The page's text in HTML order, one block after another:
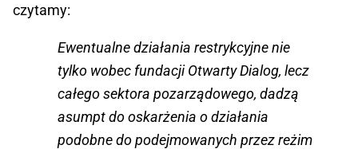
czytamy:
Ewentualne działania restrykcyjne nie
tylko wobec fundacji Otwarty Dialog, lecz
całego sektora pozarządowego, dadzą
asumpt do oskarżenia o działania
podobne do podejmowanych przez reżim